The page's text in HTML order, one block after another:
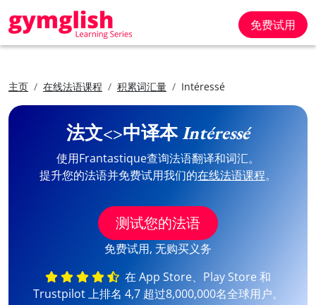
免费试用
主页 在线法语课程 积累词汇量 Intéressé
法文<>中译本Intéressé
使用Frantastique查询法语翻译和词汇。
提升您的法语并免费试用我们的在线法语课程。
测试您的法语
免费试用, 无购买义务
在 App Store、Play Store 和
Trustpilot 上排名 4,7 超过8,000,000名全球用户。